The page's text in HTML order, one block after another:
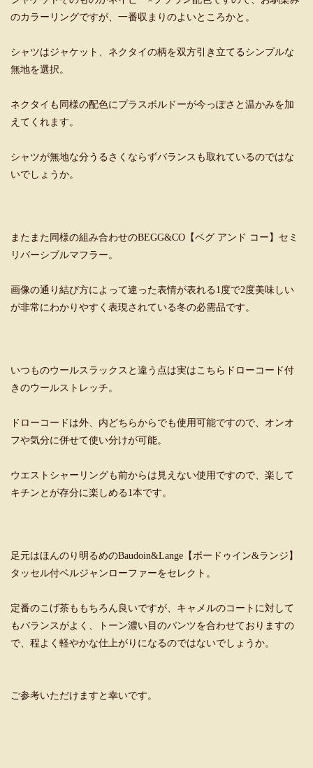
のカラーリングですが、一番収まりのよいところかと。
シャツはジャケット、ネクタイの柄を双方引き立てるシンプルな
無地を選択。
ネクタイも同様の配色にプラスボルドーが今っぽさと温かみを加
えてくれます。
シャツが無地な分うるさくならずバランスも取れているのではな
いでしょうか。
またまた同様の組み合わせのBEGG&CO【ベグ アンド コー】セミ
リバーシブルマフラー。
画像の通り結び方によって違った表情が表れる1度で2度美味しい
が非常にわかりやすく表現されている冬の必需品です。
いつものウールスラックスと違う点は実はこちらドローコード付
きのウールストレッチ。
ドローコードは外、内どちらからでも使用可能ですので、オンオ
フや気分に併せて使い分けが可能。
ウエストシャーリングも前からは見えない使用ですので、楽して
キチンとが存分に楽しめる1本です。
足元はほんのり明るめのBaudoin&Lange【ボードゥイン&ランジ】
タッセル付ベルジャンローファーをセレクト。
定番のこげ茶ももちろん良いですが、キャメルのコートに対して
もバランスがよく、トーン濃い目のパンツを合わせておりますの
で、程よく軽やかな仕上がりになるのではないでしょうか。
ご参考いただけますと幸いです。